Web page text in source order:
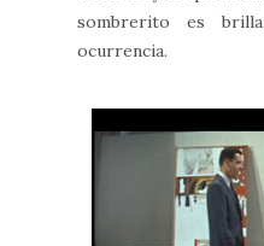
sombrerito es
ocurrencia.